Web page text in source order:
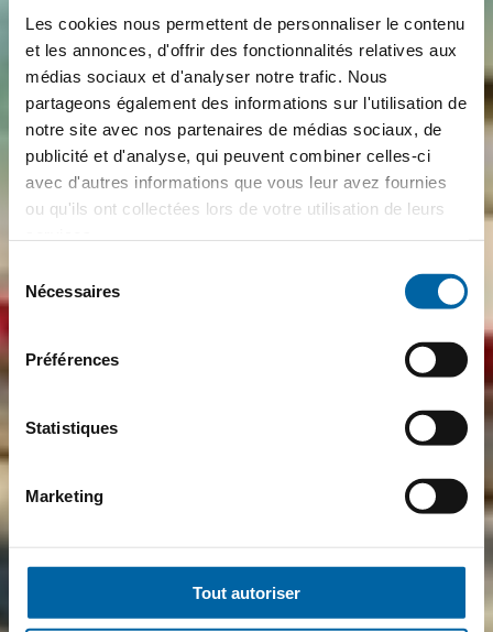
Les cookies nous permettent de personnaliser le contenu
et les annonces, d'offrir des fonctionnalités relatives aux
médias sociaux et d'analyser notre trafic. Nous
partageons également des informations sur l'utilisation de
notre site avec nos partenaires de médias sociaux, de
publicité et d'analyse, qui peuvent combiner celles-ci
avec d'autres informations que vous leur avez fournies
ou qu'ils ont collectées lors de votre utilisation de leurs
du Nécessaires
Préférences
Statistiques
Marketing
Tout autoriser